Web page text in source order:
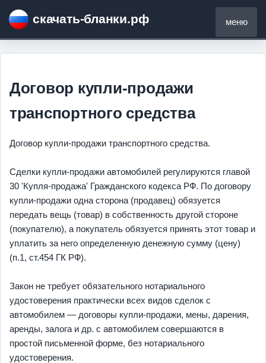
скачать-бланки.рф
Договор купли-продажи
транспортного средства
Договор купли-продажи транспортного средства.
Сделки купли-продажи автомобилей регулируются главой
30 'Купля-продажа' Гражданского кодекса РФ. По договору
купли-продажи одна сторона (продавец) обязуется
передать вещь (товар) в собственность другой стороне
(покупателю), а покупатель обязуется принять этот товар и
уплатить за него определенную денежную сумму (цену)
(п.1, ст.454 ГК РФ).
Закон не требует обязательного нотариального
удостоверения практически всех видов сделок с
автомобилем — договоры купли-продажи, мены, дарения,
аренды, залога и др. с автомобилем совершаются в
простой письменной форме, без нотариального
удостоверения.
меню